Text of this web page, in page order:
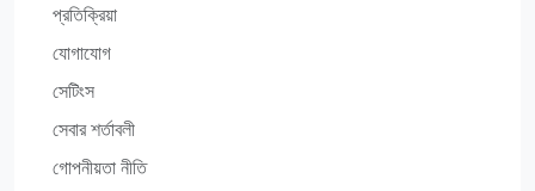
প্রতিক্রিয়া
যোগাযোগ
সেটিংস
সেবার শর্তাবলী
গোপনীয়তা নীতি